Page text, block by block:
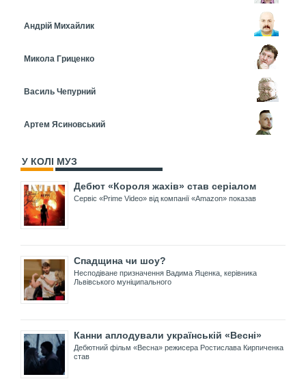
Андрій Михайлик
Микола Гриценко
Василь Чепурний
Артем Ясиновський
У КОЛІ МУЗ
Дебют «Короля жахів» став серіалом
Сервіс «Prime Video» від компанії «Amazon» показав
Спадщина чи шоу?
Несподіване призначення Вадима Яценка, керівника
Львівського муніципального
Канни аплодували українській «Весні»
Дебютний фільм «Весна» режисера Ростислава Кирпиченка
став